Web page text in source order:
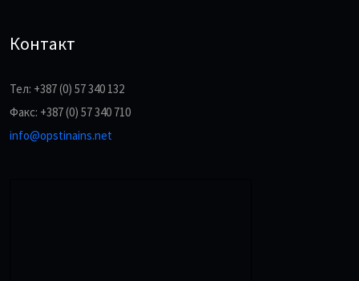
Контакт
Тел: +387 (0) 57 340 132
Факс: +387 (0) 57 340 710
info@opstinains.net